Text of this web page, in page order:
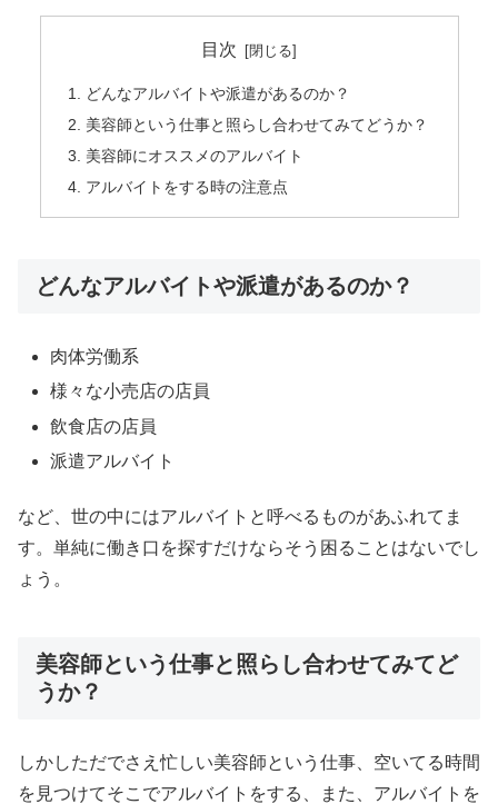
目次
どんなアルバイトや派遣があるのか？
美容師という仕事と照らし合わせてみてどうか？
美容師にオススメのアルバイト
アルバイトをする時の注意点
どんなアルバイトや派遣があるのか？
肉体労働系
様々な小売店の店員
飲食店の店員
派遣アルバイト
など、世の中にはアルバイトと呼べるものがあふれてま
す。単純に働き口を探すだけならそう困ることはないでし
ょう。
美容師という仕事と照らし合わせてみてど
うか？
しかしただでさえ忙しい美容師という仕事、空いてる時間
を見つけてそこでアルバイトをする、また、アルバイトを